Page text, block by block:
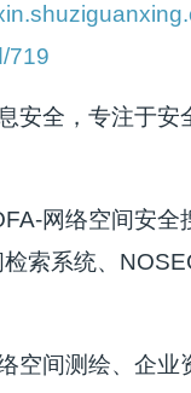
719
安全，专注于安
网络空间安全
索系统、
空间测绘、企业